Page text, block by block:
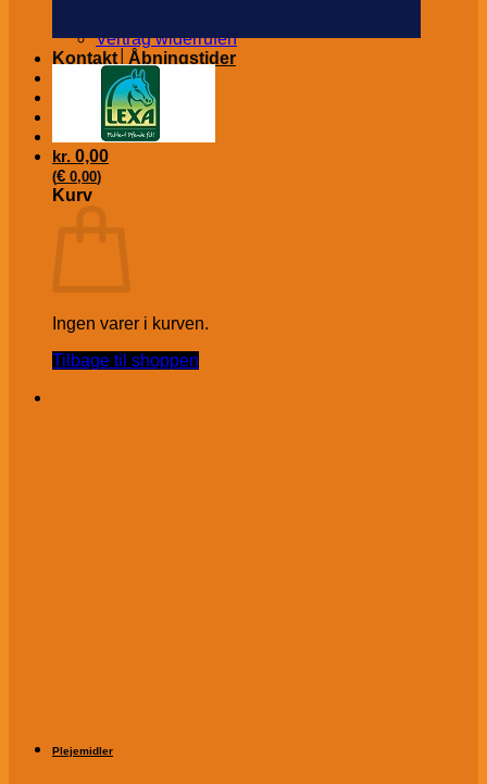
Vertrag widerrufen
Kontakt│Åbningstider
A-H BROCHURE
kr. 0,00
(€ 0,00)
Kurv
Ingen varer i kurven.
Tilbage til shoppen
Plejemidler